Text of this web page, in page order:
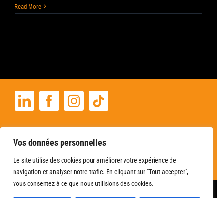
Vos données personnelles
Le site utilise des cookies pour améliorer votre expérience de
navigation et analyser notre trafic. En cliquant sur "Tout accepter",
vous consentez à ce que nous utilisions des cookies.
Read More
angibousesnault@gmail.com
© 2019 – 2026 | Tous droits réservés Christiane Angibous-Esnault –